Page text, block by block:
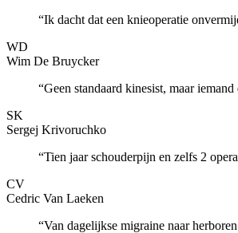
“Ik dacht dat een knieoperatie
WD
Wim De Bruycker
“Geen standaard kinesist, maar
SK
Sergej Krivoruchko
“Tien jaar schouderpijn en zelfs 2
CV
Cedric Van Laeken
“Van dagelijkse migraine naar